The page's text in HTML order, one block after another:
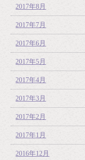
2017年8月
2017年7月
2017年6月
2017年5月
2017年4月
2017年3月
2017年2月
2017年1月
2016年12月